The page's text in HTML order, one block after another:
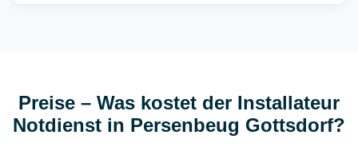
Preise – Was kostet der Installateur
Notdienst in Persenbeug Gottsdorf?